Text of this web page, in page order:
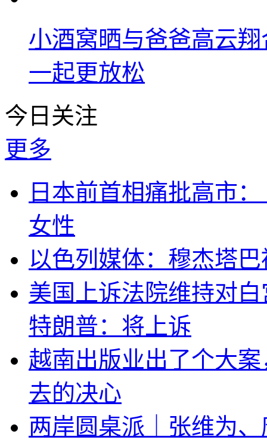
小酒窝晒与爸爸高云
一起更放松
今日关注
更多
日本前首相痛批高市
女性
以色列媒体：穆杰塔
美国上诉法院维持对
特朗普：将上诉
越南出版业出了个大
去的决心
两岸圆桌派｜张维为